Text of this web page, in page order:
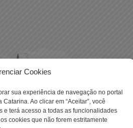
Cookies
sua experiência de navegação no portal
Ao clicar em “Aceitar”, você
e terá acesso a todas as funcionalidades
cookies que não forem estritamente